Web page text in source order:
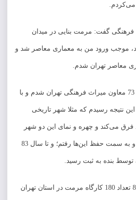
فرهنگی گفت: مرمت بنایی در میدان
آباد تهران در 16 بند، موجب ورود من به معماری معاصر شد و
معاصر تهران شدم.
او اظهار داشت: در سال 73 معاون میراث فرهنگی تهران شدم و با
نتیجه رسیدم که مثلا شهر تاریخی
فرق می‌کند و چهره و نمای این دو شهر
کاملا باهم متفاوت است و به سمت حفظ این‌ها رفتم؛ و تا سال 83
توسط بنده به ثبت رسید.
او با بیان اینکه در سال 82 تعداد 180 کارگاه مرمت در استان تهران